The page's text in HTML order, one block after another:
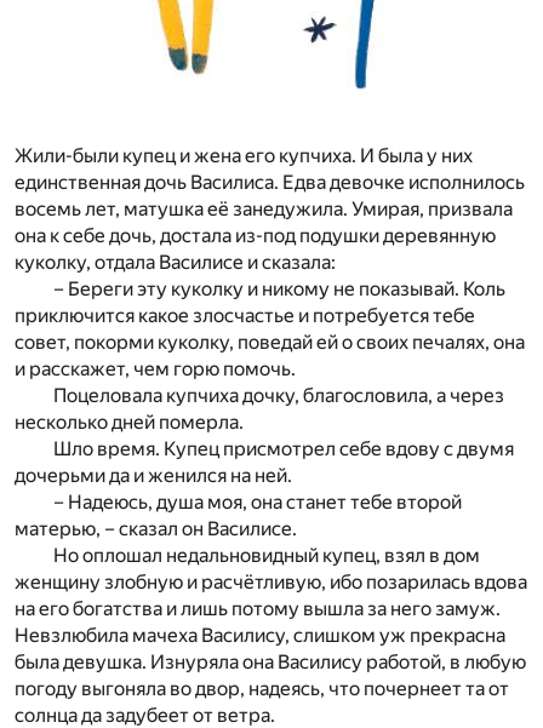
Жили-были купец и жена его купчиха. И была у них
единственная дочь Василиса. Едва девочке исполнилось
восемь лет, матушка её занедужила. Умирая, призвала
она к себе дочь, достала из-под подушки деревянную
куколку, отдала Василисе и сказала:
– Береги эту куколку и никому не показывай. Коль
приключится какое злосчастье и потребуется тебе
совет, покорми куколку, поведай ей о своих печалях, она
и расскажет, чем горю помочь.
Поцеловала купчиха дочку, благословила, а через
несколько дней померла.
Шло время. Купец присмотрел себе вдову с двумя
дочерьми да и женился на ней.
– Надеюсь, душа моя, она станет тебе второй
матерью, – сказал он Василисе.
Но оплошал недальновидный купец, взял в дом
женщину злобную и расчётливую, ибо позарилась вдова
на его богатства и лишь потому вышла за него замуж.
Невзлюбила мачеха Василису, слишком уж прекрасна
была девушка. Изнуряла она Василису работой, в любую
погоду выгоняла во двор, надеясь, что почернеет та от
солнца да задубеет от ветра.